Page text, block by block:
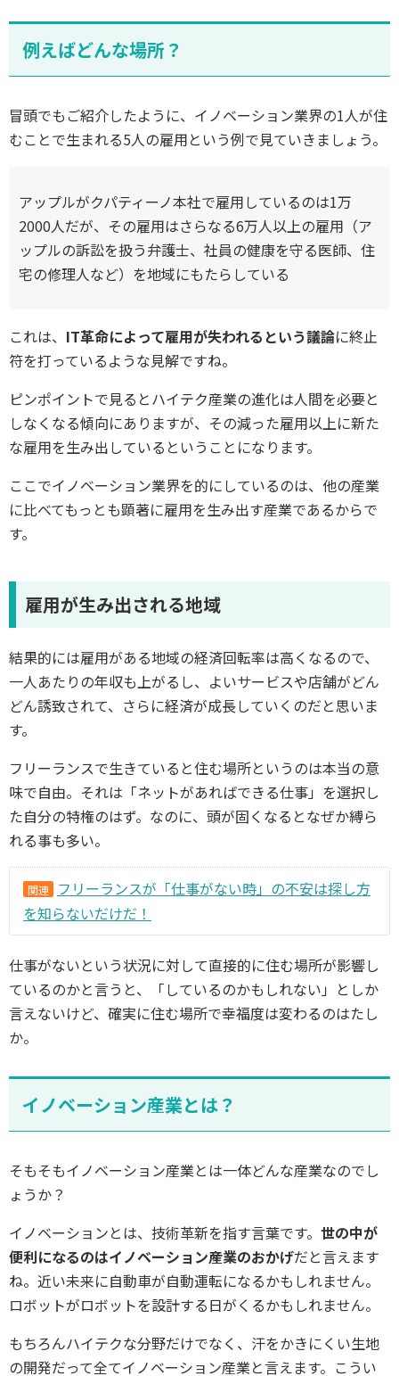
例えばどんな場所？
冒頭でもご紹介したように、イノベーション業界の1人が住
むことで生まれる5人の雇用という例で見ていきましょう。
アップルがクパティーノ本社で雇用しているのは1万
2000人だが、その雇用はさらなる6万人以上の雇用（ア
ップルの訴訟を扱う弁護士、社員の健康を守る医師、住
宅の修理人など）を地域にもたらしている
これは、 IT革命によって雇用が失われるという議論に終止
符を打っているような見解ですね。
ピンポイントで見るとハイテク産業の進化は人間を必要と
しなくなる傾向にありますが、その減った雇用以上に新た
な雇用を生み出しているということになります。
ここでイノベーション業界を的にしているのは、他の産業
に比べてもっとも顕著に雇用を生み出す産業であるからで
す。
雇用が生み出される地域
結果的には雇用がある地域の経済回転率は高くなるので、
一人あたりの年収も上がるし、よいサービスや店舗がどん
どん誘致されて、さらに経済が成長していくのだと思いま
す。
フリーランスで生きていると住む場所というのは本当の意
味で自由。それは「ネットがあればできる仕事」を選択し
た自分の特権のはず。なのに、頭が固くなるとなぜか縛ら
れる事も多い。
関連
フリーランスが「仕事がない時」の不安は探し方
を知らないだけだ！
仕事がないという状況に対して直接的に住む場所が影響し
ているのかと言うと、「しているのかもしれない」としか
言えないけど、確実に住む場所で幸福度は変わるのはたし
か。
イノベーション産業とは？
そもそもイノベーション産業とは一体どんな産業なのでし
ょうか？
イノベーションとは、技術革新を指す言葉です。 世の中が
便利になるのはイノベーション産業のおかげだと言えます
ね。近い未来に自動車が自動運転になるかもしれません。
ロボットがロボットを設計する日がくるかもしれません。
もちろんハイテクな分野だけでなく、汗をかきにくい生地
の開発だって全てイノベーション産業と言えます。こうい